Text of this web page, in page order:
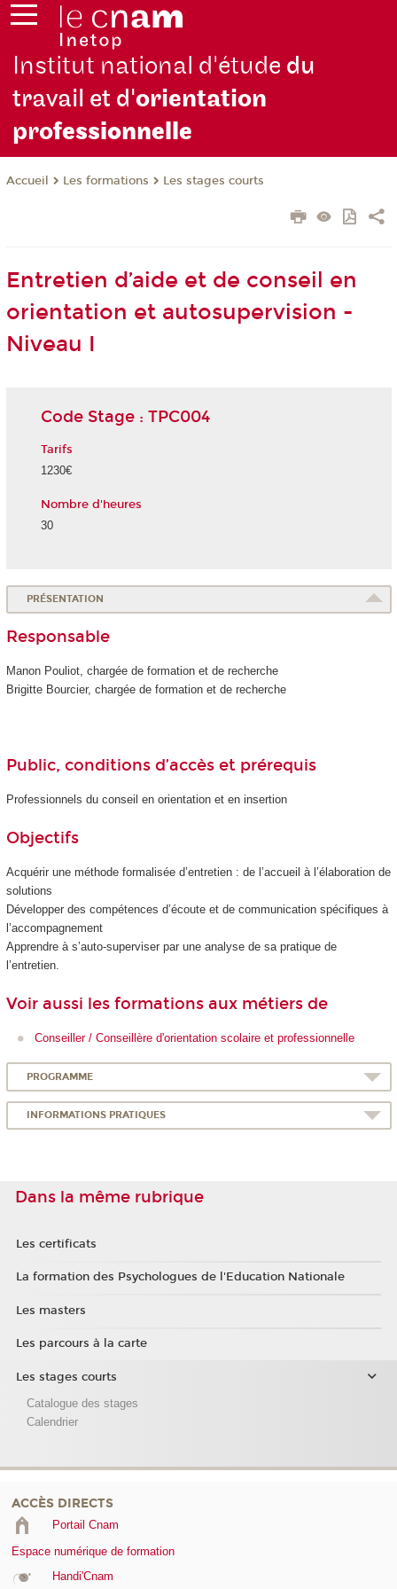
Institut national d'étude du
travail et d'orientation
professionnelle
Accueil Les formations Les stages courts
Entretien d’aide et de conseil en
orientation et autosupervision -
Niveau I
Code Stage : TPC004
Tarifs
1230€
Nombre d'heures
30
PRÉSENTATION
Responsable
Manon Pouliot, chargée de formation et de recherche
Brigitte Bourcier, chargée de formation et de recherche
Public, conditions d’accès et prérequis
Professionnels du conseil en orientation et en insertion
Objectifs
Acquérir une méthode formalisée d’entretien : de l’accueil à l’élaboration de
solutions
Développer des compétences d’écoute et de communication spécifiques à
l’accompagnement
Apprendre à s’auto-superviser par une analyse de sa pratique de
l’entretien.
Voir aussi les formations aux métiers de
Conseiller / Conseillère d'orientation scolaire et professionnelle
PROGRAMME
INFORMATIONS PRATIQUES
Dans la même rubrique
Les certificats
La formation des Psychologues de l'Education Nationale
Les masters
Les parcours à la carte
Les stages courts
Catalogue des stages
Calendrier
ACCÈS DIRECTS
Portail Cnam
Espace numérique de formation
Handi'Cnam